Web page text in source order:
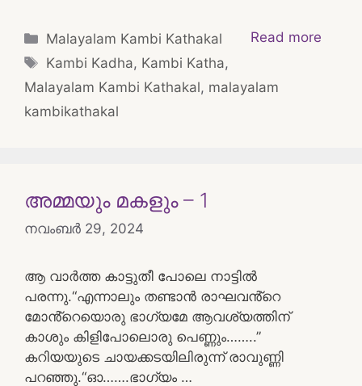
Read more
Categories
Malayalam Kambi Kathakal
Tags
Kambi Kadha, Kambi Katha,
Malayalam Kambi Kathakal, malayalam
kambikathakal
അമ്മയും മകളും – 1
നവംബർ 29, 2024
ആ വാർത്ത കാട്ടുതീ പോലെ നാട്ടിൽ
പരന്നു.“എന്നാലും തണ്ടാൻ രാഘവൻ്റെ
മോൻ്റെയൊരു ഭാഗ്യമേ ആവശ്യത്തിന്
കാശും കിളിപോലൊരു പെണ്ണും……..”
കറിയയുടെ ചായക്കടയിലിരുന്ന് രാവുണ്ണി
പറഞ്ഞു.“ഓ…….ഭാഗ്യം …